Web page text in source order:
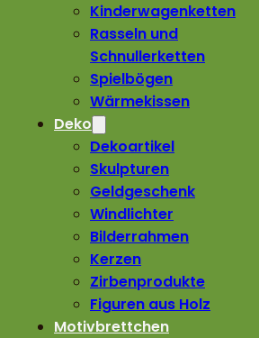
Kinderwagenketten
Rasseln und
Schnullerketten
Spielbögen
Wärmekissen
Deko
Dekoartikel
Skulpturen
Geldgeschenk
Windlichter
Bilderrahmen
Kerzen
Zirbenprodukte
Figuren aus Holz
Motivbrettchen